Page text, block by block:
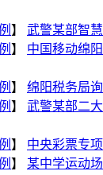
】 武警某部智
】 中国移动绵
】 绵阳税务局
】 武警某部二
】 中央彩票专
】 某中学运动